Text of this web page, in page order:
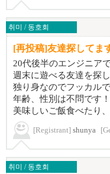
취미 / 동호회
[再投稿]友達探してま
20代後半のエンジニア
週末に遊べる友達を探
独り身なのでフッカル
年齢、性別は不問です！
美味しいご飯食べたり
[Registrant] shunya
취미 / 동호회